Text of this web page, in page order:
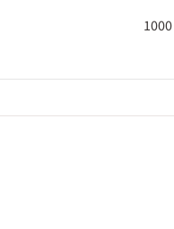
1000